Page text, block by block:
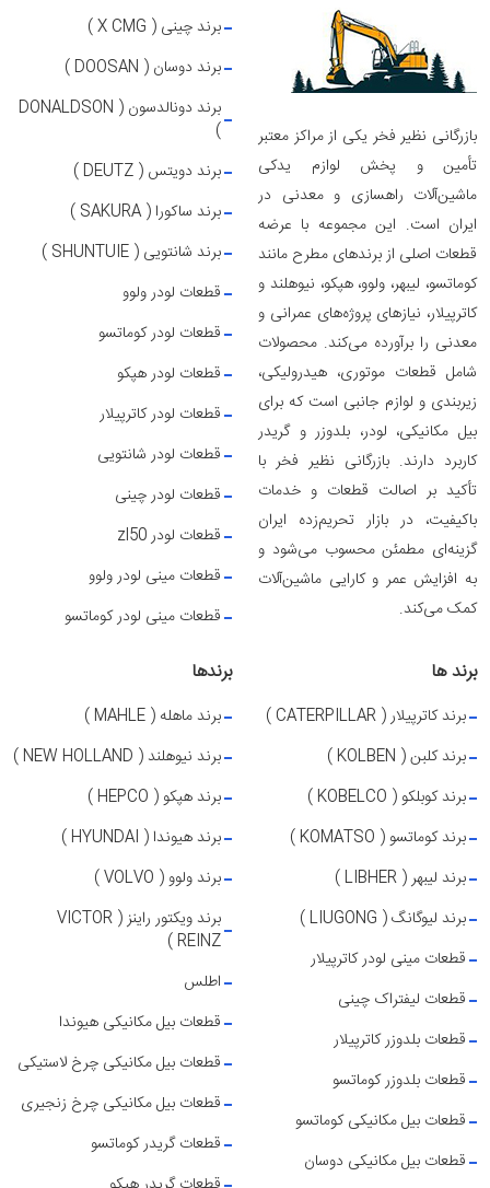
بازرگانی نظیر فخر یکی از مراکز معتبر
تأمین و پخش لوازم یدکی
ماشین‌آلات راهسازی و معدنی در
ایران است. این مجموعه با عرضه
قطعات اصلی از برندهای مطرح مانند
کوماتسو، لیبهر، ولوو، هپکو، نیوهلند و
کاترپیلار، نیازهای پروژه‌های عمرانی و
معدنی را برآورده می‌کند. محصولات
شامل قطعات موتوری، هیدرولیکی،
زیربندی و لوازم جانبی است که برای
بیل مکانیکی، لودر، بلدوزر و گریدر
کاربرد دارند. بازرگانی نظیر فخر با
تأکید بر اصالت قطعات و خدمات
باکیفیت، در بازار تحریم‌زده ایران
گزینه‌ای مطمئن محسوب می‌شود و
به افزایش عمر و کارایی ماشین‌آلات
کمک می‌کند.
برند چینی ( X CMG )
برند دوسان ( DOOSAN )
برند دونالدسون ( DONALDSON
)
برند دویتس ( DEUTZ )
برند ساکورا ( SAKURA )
برند شانتویی ( SHUNTUIE )
قطعات لودر ولوو
قطعات لودر کوماتسو
قطعات لودر هپکو
قطعات لودر کاترپیلار
قطعات لودر شانتویی
قطعات لودر چینی
قطعات لودر zl50
قطعات مینی لودر ولوو
قطعات مینی لودر کوماتسو
برند ها
برند کاترپیلار ( CATERPILLAR )
برند کلبن ( KOLBEN )
برند کوبلکو ( KOBELCO )
برند کوماتسو ( KOMATSO )
برند لیبهر ( LIBHER )
برند لیوگانگ ( LIUGONG )
قطعات مینی لودر کاترپیلار
قطعات لیفتراک چینی
قطعات بلدوزر کاترپیلار
قطعات بلدوزر کوماتسو
قطعات بیل مکانیکی کوماتسو
قطعات بیل مکانیکی دوسان
برندها
برند ماهله ( MAHLE )
برند نیوهلند ( NEW HOLLAND )
برند هپکو ( HEPCO )
برند هیوندا ( HYUNDAI )
برند ولوو ( VOLVO )
برند ویکتور راینز ( VICTOR
REINZ )
اطلس
قطعات بیل مکانیکی هیوندا
قطعات بیل مکانیکی چرخ لاستیکی
قطعات بیل مکانیکی چرخ زنجیری
قطعات گریدر کوماتسو